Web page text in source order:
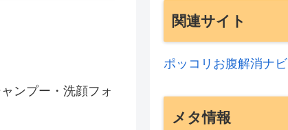
ンプー・洗顔フォ
関連サイト
ポッコリお腹解消ナビ
メタ情報